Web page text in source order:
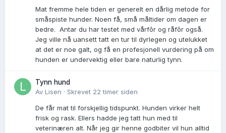
Mat fremme hele tiden er generelt en dårlig metode for
småspiste hunder. Noen få, små måltider om dagen er
bedre. Antar du har testet med vårfôr og råfôr også.
Jeg ville nå uansett tatt en tur til dyrlegen og utelukket
at det er noe galt, og få en profesjonell vurdering på om
hunden er undervektig eller bare naturlig tynn.
Tynn hund
Av Lisen · Skrevet 22 timer siden
De får mat til forskjellig tidspunkt. Hunden virker helt
frisk og rask. Ellers hadde jeg tatt hun med til
veterinæren alt. Når jeg gir henne godbiter vil hun alltid